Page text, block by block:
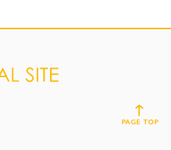
PAGE TOP